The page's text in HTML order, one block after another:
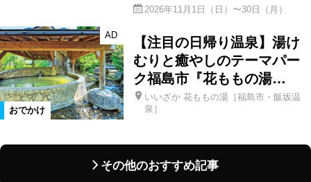
2026年11月1日（日）〜30日（月）
おでかけ
AD
【注目の日帰り温泉】湯け
むりと癒やしのテーマパー
ク福島市『花ももの湯…
いいざか 花ももの湯［福島市・飯坂温
泉］
その他のおすすめ記事